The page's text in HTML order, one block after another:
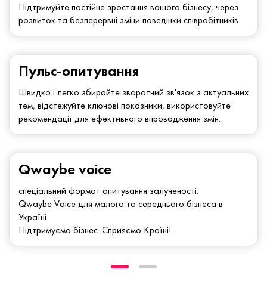
Підтримуйте постійне зростання вашого бізнесу, через
розвиток та безперервні зміни поведінки співробітників
Qwaybe voice
спеціальний формат опитування залученості.
Qwaybe Voice для малого та середнього бізнеса в
Україні.
Підтримуємо бізнес. Сприяємо Країні!.
Пульс-опитування
Швидко і легко збирайте зворотний зв'язок з актуальних
тем, відстежуйте ключові показники, використовуйте
рекомендації для ефективного впровадження змін.